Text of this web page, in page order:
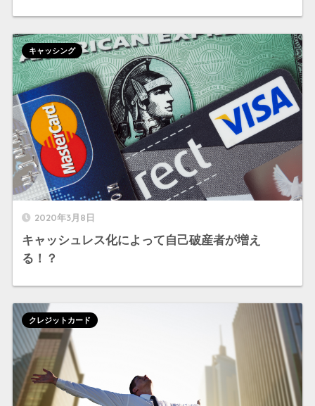
2020年3月8日
キャッシュレス化によって自己破産者が増え
る！？
キャッシング
クレジットカード